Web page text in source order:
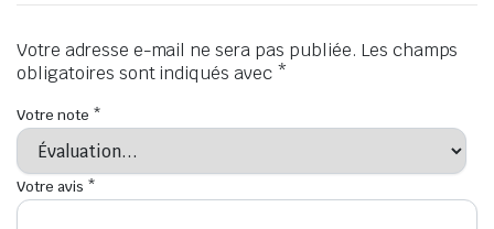
Votre adresse e-mail ne sera pas publiée. Les champs
obligatoires sont indiqués avec *
Votre note *
Votre avis *